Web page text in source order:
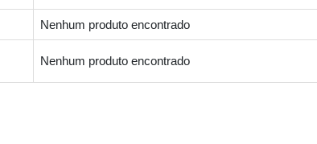
Nenhum produto encontrado
Nenhum produto encontrado